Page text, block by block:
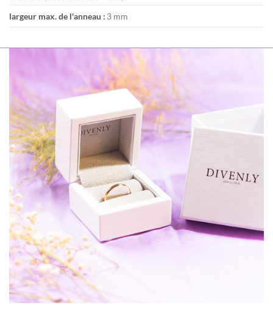
largeur max. de l'anneau : 3 mm